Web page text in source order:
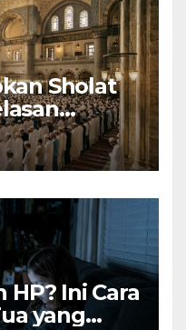
Sholat
Ini Cara
yang